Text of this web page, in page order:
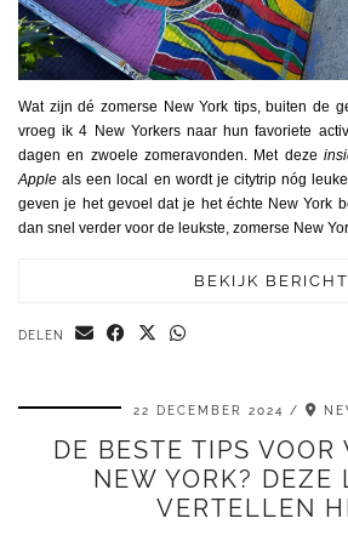
Wat zijn dé zomerse New York tips, buiten de
vroeg ik 4 New Yorkers naar hun favoriete
dagen en zwoele zomeravonden. Met deze
Apple als een local en wordt je citytrip nóg
geven je het gevoel dat je het échte New York
dan snel verder voor de leukste, zomerse New
BEKIJK BERICHT
DELEN
22 DECEMBER 2024
DE BESTE TIPS VOOR
NEW YORK? DEZE
VERTELLEN